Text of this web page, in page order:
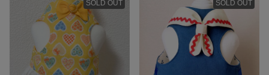
SOLD OUT SOLD OUT